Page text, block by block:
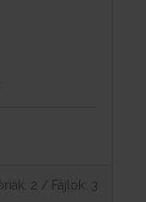
2 / Fájlok: 3